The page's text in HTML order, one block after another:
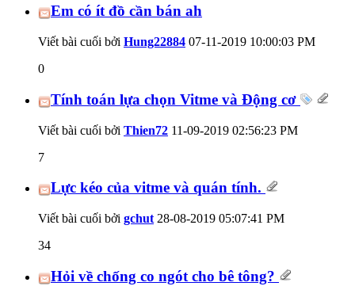
Em có ít đồ cần bán ah
Viết bài cuối bởi Hung22884 07-11-2019 10:00:03 PM
0
Tính toán lựa chọn Vitme và Động cơ
Viết bài cuối bởi Thien72 11-09-2019 02:56:23 PM
7
Lực kéo của vitme và quán tính.
Viết bài cuối bởi gchut 28-08-2019 05:07:41 PM
34
Hỏi về chống co ngót cho bê tông?